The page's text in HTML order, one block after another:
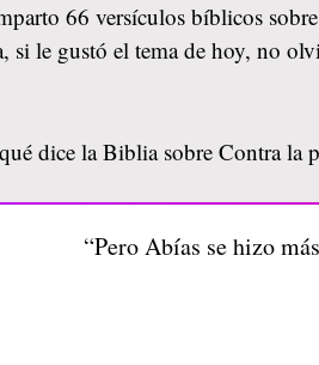
66 versículos bíblicos
si le gustó el tema de hoy, no
dice la Biblia sobre Contra la
“Pero Abías se hizo